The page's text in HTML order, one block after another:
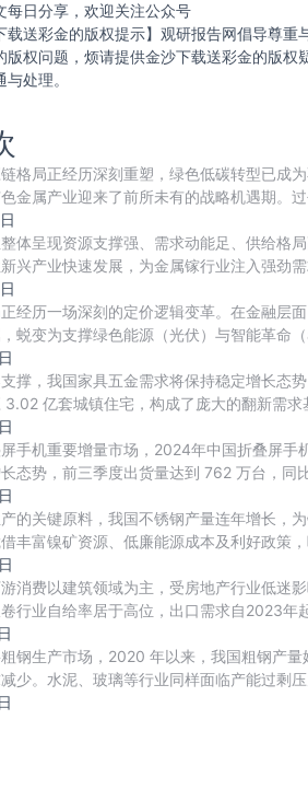
每日分享，欢迎关注公众号
载送彩金的版权提示】观研报告网倡导尊
版权问题，烦请提供金沙下载送彩金的版
处理。
格局正经历深刻重塑，绿色低碳转型已成
金属产业迎来了前所未有的战略机遇期。
体呈现资源支撑强、需求动能足、供给格
兴产业快速发展，为金属镓行业注入强劲
经历一场深刻的定价逻辑变革。在金融层
蜕变为支撑绿色能源（光伏）与智能革命
撑，我国家具五金需求将保持稳定增长态
亿套城镇住宅，构成了庞大的翻新需求
手机重要增量市场，2024年中国折叠屏
态势，前三季度出货量达到 762 万台，
的关键原料，我国不锈钢产量连年增长，
丰富镍矿资源、低廉能源成本及利好政策
消费以建筑领域为主，受房地产行业低迷
行业自给率居于高位，出口需求自2023年
钢生产市场，2020 年以来，我国粗钢产
少。水泥、玻璃等行业同样面临产能过剩